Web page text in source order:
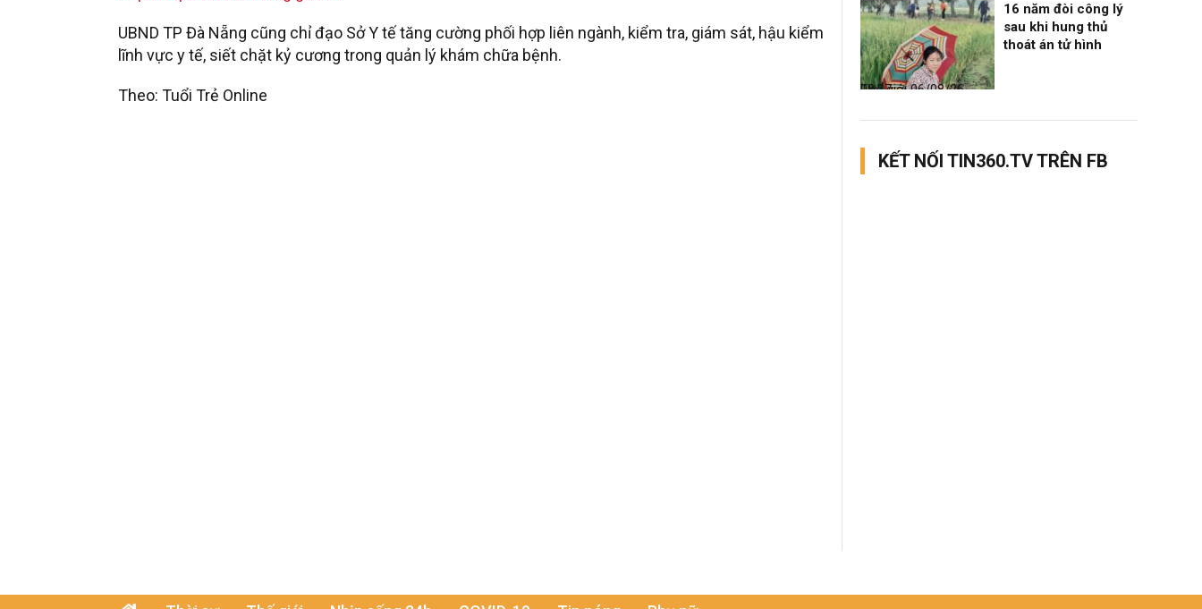
UBND TP Đà Nẵng cũng chỉ đạo Sở Y tế tăng cường phối hợp liên ngành, kiểm tra, giám sát, hậu kiểm
lĩnh vực y tế, siết chặt kỷ cương trong quản lý khám chữa bệnh.
Theo: Tuổi Trẻ Online Thế giới
06/08/26, 08:27
16 năm đòi công lý
sau khi hung thủ
thoát án tử hình
KẾT NỐI TIN360.TV TRÊN FB